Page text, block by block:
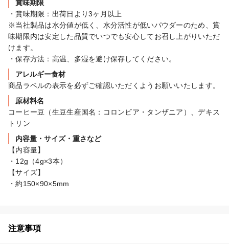
賞味期限
・賞味期限：出荷日より3ヶ月以上
※当社製品は水分値が低く、水分活性が低いパウダーのため、賞
味期限内は安定した品質でいつでも安心してお召し上がりいただ
けます。
・保存方法：高温、多湿を避け保存してください。
アレルギー食材
商品ラベルの表示を必ずご確認いただくようお願いいたします。
原材料名
コーヒー豆（生豆生産国名：コロンビア・タンザニア）、デキス
トリン
内容量・サイズ・重さなど
【内容量】
・12g（4g×3本）
【サイズ】
・約150×90×5mm
注意事項